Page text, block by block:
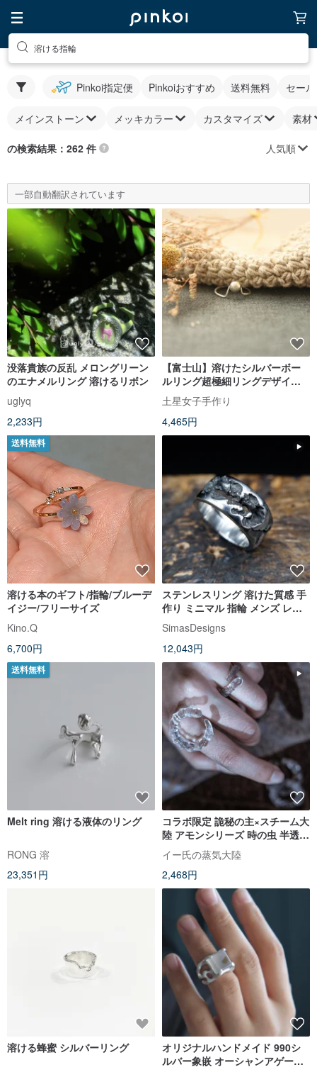
溶ける指輪
Pinkoi指定便 Pinkoiおすすめ 送料無料 セー
メインストーン メッキカラー カスタマイズ 素材
の検索結果：262 件 人気順
一部自動翻訳されています
没落貴族の反乱 メロングリーン
のエナメルリング 溶けるリボン
uglyq
2,233円
【富士山】溶けたシルバーボー
ルリング超極細リングデザイナ
ー手作りグッズ
土星女子手作り
4,465円
送料無料
溶ける本のギフト/指輪/ブルーデ
イジー/フリーサイズ
Kino.Q
6,700円
ステンレスリング 溶けた質感 手
作り ミニマル 指輪 メンズ レデ
ィース 工業デザイン
SimasDesigns
12,043円
送料無料
Melt ring 溶ける液体のリング
RONG 溶
23,351円
コラボ限定 詭秘の主×スチーム大
陸 アモンシリーズ 時の虫 半透明
リング 指輪
イー氏の蒸気大陸
2,468円
溶ける蜂蜜 シルバーリング
オリジナルハンドメイド 990シ
ルバー象嵌 オーシャンアゲート